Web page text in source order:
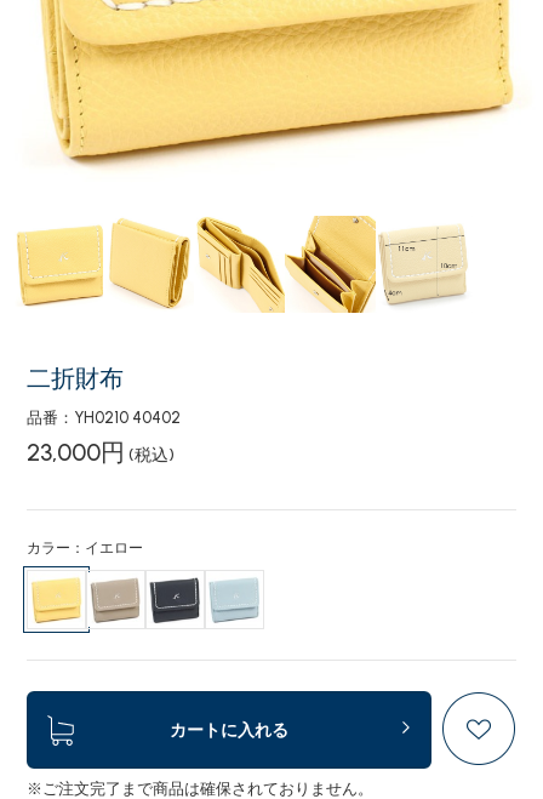
二折財布
品番：YH0210 40402
23,000円 (税込)
カラー：イエロー
カートに入れる
※ご注文完了まで商品は確保されておりません。